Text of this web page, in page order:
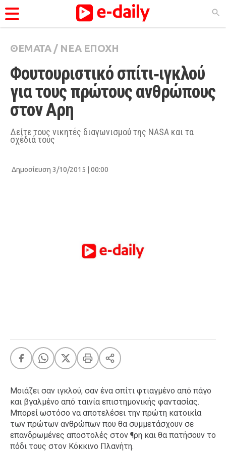
ΚΑΤΗΓΟΡΊΕΣ
Ειδήσεις
Θέματα
Videos
Podcasts
Viral
Life
A-List LGBTQI+
LIFE
Food
Body+Mind
ΘΕΜΑΤΑ/ ΝΕΑ ΕΠΟΧΗ
Φουτουριστικό σπίτι‑ιγκλού
για τους πρώτους ανθρώπους
στον Αρη
Δείτε τους νικητές διαγωνισμού της NASA και τα
σχέδιά τους
Δημοσίευση 3/10/2015 | 00:00
Μοιάζει σαν ιγκλού, σαν ένα σπίτι φτιαγμένο από πάγο
και βγαλμένο από ταινία επιστημονικής φαντασίας.
Μπορεί ωστόσο να αποτελέσει την πρώτη κατοικία
των πρώτων ανθρώπων που θα συμμετάσχουν σε
επανδρωμένες αποστολές στον ¶ρη και θα πατήσουν το
πόδι τους στον Κόκκινο Πλανήτη.